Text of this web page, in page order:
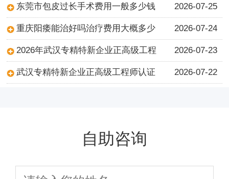
东莞市包皮过长手术费用一般多少钱 2026-07-25
重庆阳痿能治好吗治疗费用大概多少 2026-07-24
2026年武汉专精特新企业正高级工程 2026-07-23
武汉专精特新企业正高级工程师认证 2026-07-22
自助咨询